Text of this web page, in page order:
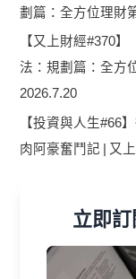
劃篇：全方位理財
【又上財經#370
法：規劃篇：全方
2026.7.20
【投資與人生#66
肉阿豪奮鬥記 | 又
立即